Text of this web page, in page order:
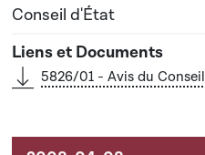
Conseil d'État
5826/01 - Avis du